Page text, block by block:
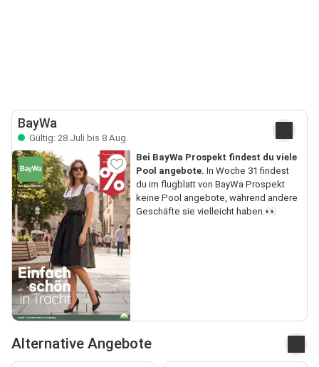
BayWa
Gültig: 28 Juli bis 8 Aug.
Bei BayWa Prospekt findest du viele
Pool angebote. In Woche 31 findest
du im flugblatt von BayWa Prospekt
keine Pool angebote, während andere
Geschäfte sie vielleicht haben.👀
Alternative Angebote